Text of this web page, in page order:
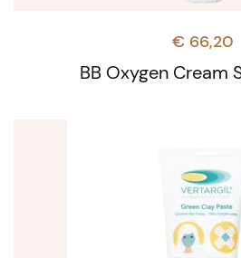
BB Oxygen Cream
€ 66,20